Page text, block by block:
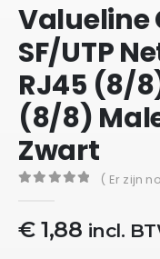
Valueline
SF/UTP
RJ45 (8/
(8/8)
Zwart
( Er zijn
€1,88 incl.